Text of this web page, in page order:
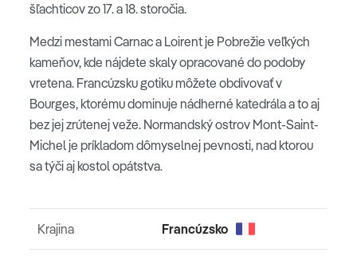
šľachticov zo 17. a 18. storočia.
Medzi mestami Carnac a Loirent je Pobrežie veľkých
kameňov, kde nájdete skaly opracované do podoby
vretena. Francúzsku gotiku môžete obdivovať v
Bourges, ktorému dominuje nádherné katedrála a to aj
bez jej zrútenej veže. Normandský ostrov Mont-Saint-
Michel je príkladom dômyselnej pevnosti, nad ktorou
sa týči aj kostol opátstva.
Krajina Francúzsko